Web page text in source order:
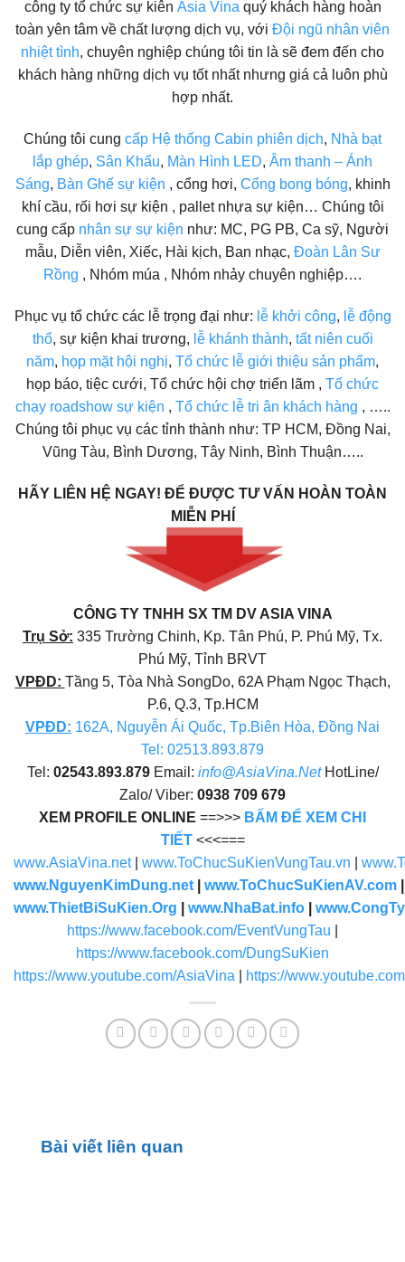
công ty tổ chức sự kiên Asia Vina quý khách hàng hoàn
toàn yên tâm về chất lượng dịch vụ, với Đội ngũ nhân viên
nhiệt tình, chuyên nghiệp chúng tôi tin là sẽ đem đến cho
khách hàng những dịch vụ tốt nhất nhưng giá cả luôn phù
hợp nhất.
Chúng tôi cung cấp Hệ thống Cabin phiên dịch, Nhà bạt
lắp ghép, Sân Khấu, Màn Hình LED, Âm thanh – Ánh
Sáng, Bàn Ghế sự kiện , cổng hơi, Cổng bong bóng, khinh
khí cầu, rối hơi sự kiện , pallet nhựa sự kiện… Chúng tôi
cung cấp nhân sự sự kiện như: MC, PG PB, Ca sỹ, Người
mẫu, Diễn viên, Xiếc, Hài kịch, Ban nhạc, Đoàn Lân Sư
Rồng , Nhóm múa , Nhóm nhảy chuyên nghiệp….
Phục vụ tổ chức các lễ trọng đại như: lễ khởi công, lễ động
thổ, sự kiện khai trương, lễ khánh thành, tất niên cuối
năm, họp mặt hội nghị, Tổ chức lễ giới thiệu sản phẩm,
họp báo, tiệc cưới, Tổ chức hội chợ triển lãm , Tổ chức
chạy roadshow sự kiện , Tổ chức lễ tri ân khách hàng , …..
Chúng tôi phục vụ các tỉnh thành như: TP HCM, Đồng Nai,
Vũng Tàu, Bình Dương, Tây Ninh, Bình Thuận…..
HÃY LIÊN HỆ NGAY! ĐỂ ĐƯỢC TƯ VẤN HOÀN TOÀN
MIỄN PHÍ
CÔNG TY TNHH SX TM DV ASIA VINA
Trụ Sở: 335 Trường Chinh, Kp. Tân Phú, P. Phú Mỹ, Tx.
Phú Mỹ, Tỉnh BRVT
VPĐD: Tầng 5, Tòa Nhà SongDo, 62A Phạm Ngọc Thạch,
P.6, Q.3, Tp.HCM
VPĐD: 162A, Nguyễn Ái Quốc, Tp.Biên Hòa, Đồng Nai
Tel: 02513.893.879
Tel: 02543.893.879Email: info@AsiaVina.NetHotLine/
Zalo/ Viber: 0938 709 679
XEM PROFILE ONLINE ==>>> BẤM ĐỂ XEM CHI
TIẾT <<<===
www.AsiaVina.net| www.ToChucSuKienVungTau.vn
www.NguyenKimDung.net
www.ToChucSuKienAV.com
www.ThietBiSuKien.Org
www.NhaBat.info
https://www.facebook.com/EventVungTau
https://www.facebook.com/DungSuKien
https://www.youtube.com/AsiaVina
https://
Bài viết liên quan